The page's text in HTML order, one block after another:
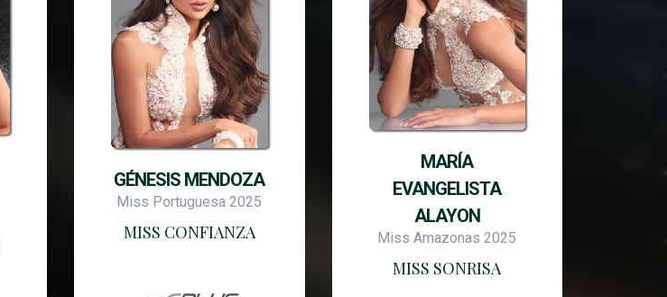
GÉNESIS MENDOZA
Miss Portuguesa 2025
MISS CONFIANZA
MARÍA
EVANGELISTA
ALAYON
Miss Amazonas 2025
MISS SONRISA